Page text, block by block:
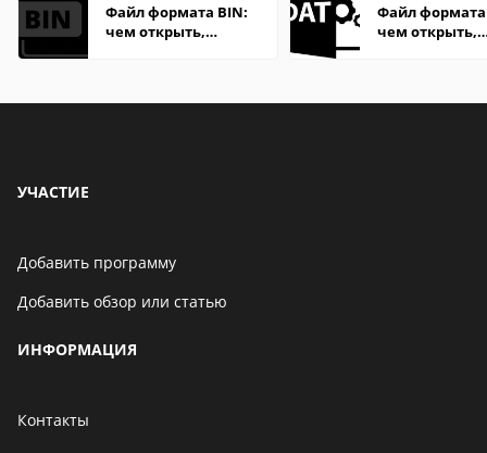
Файл формата BIN:
чем открыть,
Файл формата
чем открыть,
УЧАСТИЕ
Добавить программу
Добавить обзор или статью
ИНФОРМАЦИЯ
Контакты